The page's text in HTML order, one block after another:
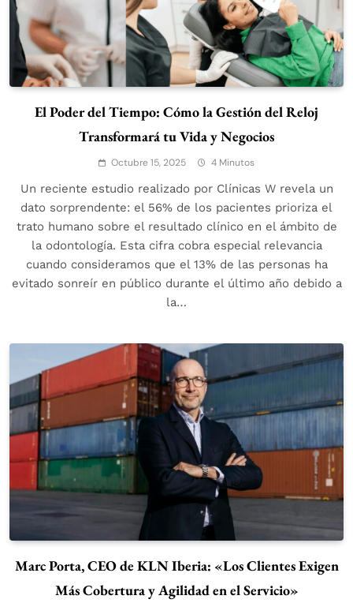
El Poder del Tiempo: Cómo la Gestión del Reloj
Transformará tu Vida y Negocios
Octubre 15, 2025 4 Minutos
Un reciente estudio realizado por Clínicas W revela un
dato sorprendente: el 56% de los pacientes prioriza el
trato humano sobre el resultado clínico en el ámbito de
la odontología. Esta cifra cobra especial relevancia
cuando consideramos que el 13% de las personas ha
evitado sonreír en público durante el último año debido a
la…
Marc Porta, CEO de KLN Iberia: «Los Clientes Exigen
Más Cobertura y Agilidad en el Servicio»